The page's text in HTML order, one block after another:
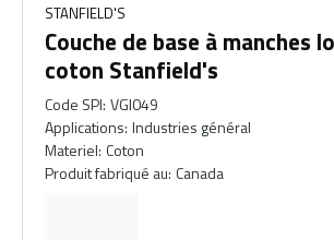
STANFIELD'S
Couche de base à manches
coton Stanfield's
Code SPI: VGI049
Applications: Industries général
Materiel: Coton
Produit fabriqué au: Canada